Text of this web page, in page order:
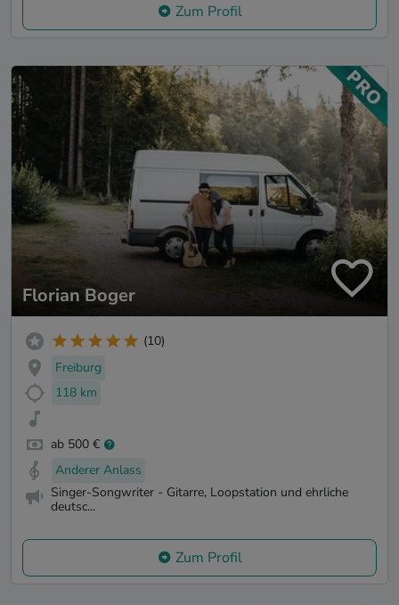
Zum Profil
Florian Boger
(10)
Freiburg
118 km
ab 500 €
Anderer Anlass
Singer-Songwriter - Gitarre, Loopstation und ehrliche
deutsc...
Zum Profil